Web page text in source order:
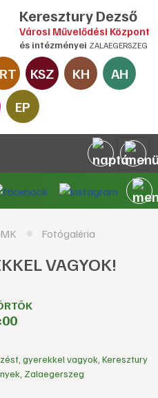
Keresztury Dezső
Városi Művelődési Központ
és intézményei ZALAEGERSZEG
KSZ KH
AH
EP
Fotógaléria
VAGYOK!
gyerekkel vagyok Keresztury
Zalaegerszeg